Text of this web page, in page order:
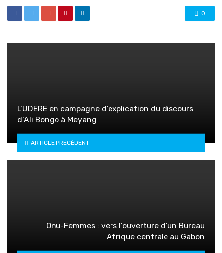
0
L’UDERE en campagne d’explication du discours
d’Ali Bongo à Meyang
ARTICLE PRÉCÉDENT
Onu-Femmes : vers l’ouverture d’un Bureau
Afrique centrale au Gabon